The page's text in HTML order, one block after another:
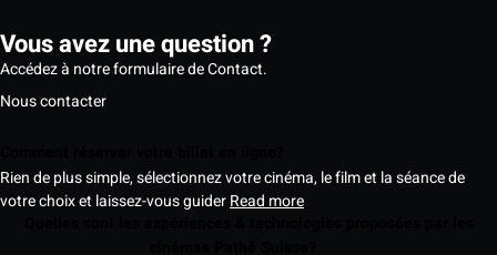
Vous avez une question ?
Accédez à notre formulaire de Contact.
Nous contacter
Rien de plus simple, sélectionnez votre cinéma, le film et la séance de
votre choix et laissez-vous guiderRead more